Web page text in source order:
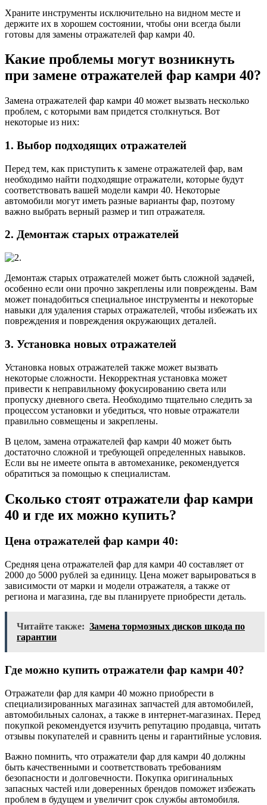
Храните инструменты исключительно на видном месте и
держите их в хорошем состоянии, чтобы они всегда были
готовы для замены отражателей фар камри 40.
Какие проблемы могут возникнуть
при замене отражателей фар камри 40?
Замена отражателей фар камри 40 может вызвать несколько
проблем, с которыми вам придется столкнуться. Вот
некоторые из них:
1. Выбор подходящих отражателей
Перед тем, как приступить к замене отражателей фар, вам
необходимо найти подходящие отражатели, которые будут
соответствовать вашей модели камри 40. Некоторые
автомобили могут иметь разные варианты фар, поэтому
важно выбрать верный размер и тип отражателя.
2. Демонтаж старых отражателей
Демонтаж старых отражателей может быть сложной задачей,
особенно если они прочно закреплены или повреждены. Вам
может понадобиться специальное инструменты и некоторые
навыки для удаления старых отражателей, чтобы избежать их
повреждения и повреждения окружающих деталей.
3. Установка новых отражателей
Установка новых отражателей также может вызвать
некоторые сложности. Некорректная установка может
привести к неправильному фокусированию света или
пропуску дневного света. Необходимо тщательно следить за
процессом установки и убедиться, что новые отражатели
правильно совмещены и закреплены.
В целом, замена отражателей фар камри 40 может быть
достаточно сложной и требующей определенных навыков.
Если вы не имеете опыта в автомеханике, рекомендуется
обратиться за помощью к специалистам.
Сколько стоят отражатели фар камри
40 и где их можно купить?
Цена отражателей фар камри 40:
Средняя цена отражателей фар для камри 40 составляет от
2000 до 5000 рублей за единицу. Цена может варьироваться в
зависимости от марки и модели отражателя, а также от
региона и магазина, где вы планируете приобрести деталь.
Читайте также: Замена тормозных дисков шкода по
гарантии
Где можно купить отражатели фар камри 40?
Отражатели фар для камри 40 можно приобрести в
специализированных магазинах запчастей для автомобилей,
автомобильных салонах, а также в интернет-магазинах. Перед
покупкой рекомендуется изучить репутацию продавца, читать
отзывы покупателей и сравнить цены и гарантийные условия.
Важно помнить, что отражатели фар для камри 40 должны
быть качественными и соответствовать требованиям
безопасности и долговечности. Покупка оригинальных
запасных частей или доверенных брендов поможет избежать
проблем в будущем и увеличит срок службы автомобиля.